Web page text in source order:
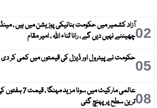
02آزاد کشمیر میں حکومت بنانیکی پوزیشن میں ہیں ،
چھیننے نہیں دیں گے ، رانا ثناء اللہ ، امیر مقام
05حکومت نے پیٹرول اور ڈیزل کی قیمتوں میں کمی کر دی
08
عالمی مارکیٹ میں سونا مزید
ترین سطح پر پہنچ گئی